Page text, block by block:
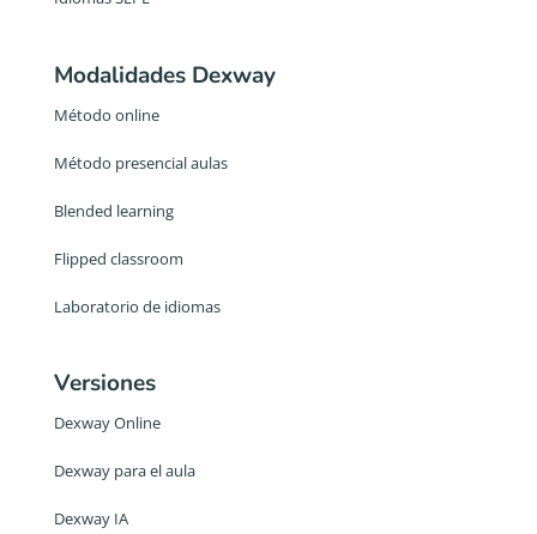
Modalidades Dexway
Método online
Método presencial aulas
Blended learning
Flipped classroom
Laboratorio de idiomas
Versiones
Dexway Online
Dexway para el aula
Dexway IA